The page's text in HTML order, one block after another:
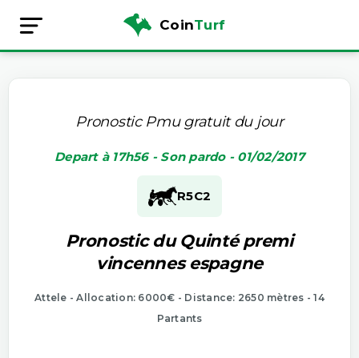
CoinTurf
Pronostic Pmu gratuit du jour
Depart à 17h56 - Son pardo - 01/02/2017
R5C2
Pronostic du Quinté premi
vincennes espagne
Attele - Allocation: 6000€ - Distance: 2650 mètres - 14
Partants